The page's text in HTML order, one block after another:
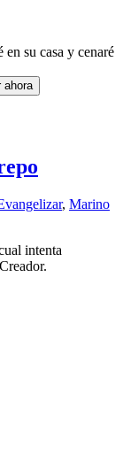
su casa y cenaré
, Marino
intenta